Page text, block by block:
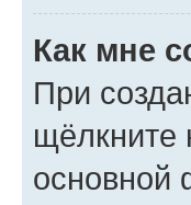
Как мне
При
щёлкните
основной